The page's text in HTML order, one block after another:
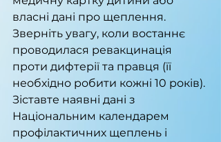
власні дані про щеплення.
Зверніть увагу, коли востаннє
проводилася ревакцинація
проти дифтерії та правця (її
необхідно робити кожні 10 років).
Зіставте наявні дані з
Національним календарем
профілактичних щеплень і